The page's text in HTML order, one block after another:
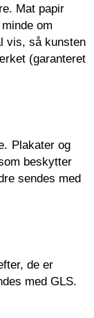
Mat papir
om
vis, så kunsten
(garanteret
Plakater og
beskytter
sendes med
de er
med GLS.